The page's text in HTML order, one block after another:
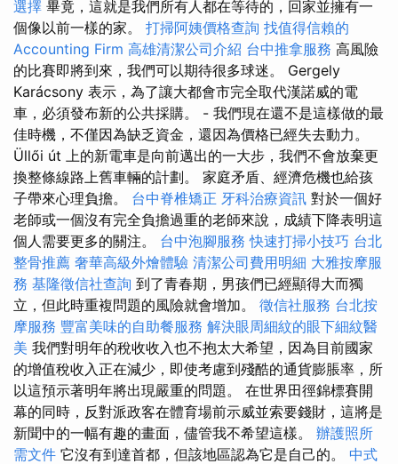
選擇 畢竟，這就是我們所有人都在等待的，回家並擁有一
個像以前一樣的家。 打掃阿姨價格查詢 找值得信賴的
Accounting Firm 高雄清潔公司介紹 台中推拿服務 高風險
的比賽即將到來，我們可以期待很多球迷。 Gergely
Karácsony 表示，為了讓大都會市完全取代漢諾威的電
車，必須發布新的公共採購。 - 我們現在還不是這樣做的最
佳時機，不僅因為缺乏資金，還因為價格已經失去動力。
Üllői út 上的新電車是向前邁出的一大步，我們不會放棄更
換整條線路上舊車輛的計劃。 家庭矛盾、經濟危機也給孩
子帶來心理負擔。 台中脊椎矯正 牙科治療資訊 對於一個好
老師或一個沒有完全負擔過重的老師來說，成績下降表明這
個人需要更多的關注。 台中泡腳服務快速打掃小技巧 台北
整骨推薦 奢華高級外燴體驗 清潔公司費用明細 大雅按摩服
務 基隆徵信社查詢 到了青春期，男孩們已經顯得大而獨
立，但此時重複問題的風險就會增加。 徵信社服務 台北按
摩服務 豐富美味的自助餐服務 解決眼周細紋的眼下細紋醫
美 我們對明年的稅收收入也不抱太大希望，因為目前國家
的增值稅收入正在減少，即使考慮到殘酷的通貨膨脹率，所
以這預示著明年將出現嚴重的問題。 在世界田徑錦標賽開
幕的同時，反對派政客在體育場前示威並索要錢財，這將是
新聞中的一幅有趣的畫面，儘管我不希望這樣。 辦護照所
需文件 它沒有到達首都，但該地區認為它是自己的。 中式